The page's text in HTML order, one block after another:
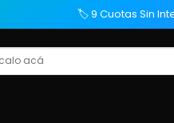
🏷️ 9 Cuotas Sin